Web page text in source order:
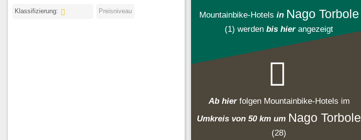
Klassifizierung: Preisniveau Mountainbike-Hotels in Nago Torbole
(1) werden bis hierangezeigt
Ab hier folgen Mountainbike-Hotels im
Umkreis von 50 km um Nago Torbole
(28)